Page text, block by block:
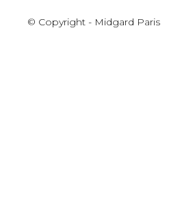
© Copyright - Midgard Paris